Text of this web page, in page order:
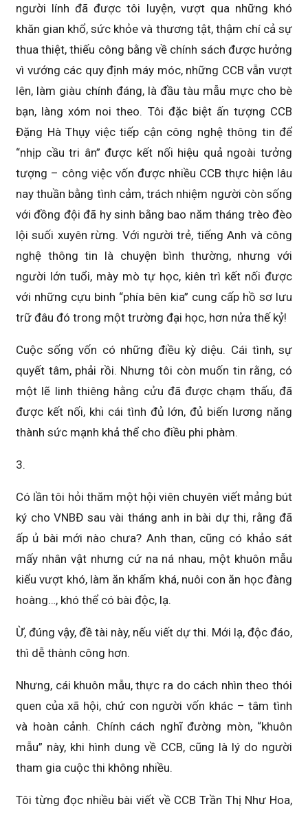
người lính đã được tôi luyện, vượt qua những khó
khăn gian khổ, sức khỏe và thương tật, thậm chí cả sự
thua thiệt, thiếu công bằng về chính sách được hưởng
vì vướng các quy định máy móc, những CCB vẫn vượt
lên, làm giàu chính đáng, là đầu tàu mẫu mực cho bè
bạn, làng xóm noi theo. Tôi đặc biệt ấn tượng CCB
Đặng Hà Thụy việc tiếp cận công nghệ thông tin để
“nhịp cầu tri ân” được kết nối hiệu quả ngoài tưởng
tượng – công việc vốn được nhiều CCB thực hiện lâu
nay thuần bằng tình cảm, trách nhiệm người còn sống
với đồng đội đã hy sinh bằng bao năm tháng trèo đèo
lội suối xuyên rừng. Với người trẻ, tiếng Anh và công
nghệ thông tin là chuyện bình thường, nhưng với
người lớn tuổi, mày mò tự học, kiên trì kết nối được
với những cựu binh “phía bên kia” cung cấp hồ sơ lưu
trữ đâu đó trong một trường đại học, hơn nửa thế kỷ!
Cuộc sống vốn có những điều kỳ diệu. Cái tình, sự
quyết tâm, phải rồi. Nhưng tôi còn muốn tin rằng, có
một lẽ linh thiêng hằng cửu đã được chạm thấu, đã
được kết nối, khi cái tình đủ lớn, đủ biến lương năng
thành sức mạnh khả thể cho điều phi phàm.
3.
Có lần tôi hỏi thăm một hội viên chuyên viết mảng bút
ký cho VNBĐ sau vài tháng anh in bài dự thi, rằng đã
ấp ủ bài mới nào chưa? Anh than, cũng có khảo sát
mấy nhân vật nhưng cứ na ná nhau, một khuôn mẫu
kiểu vượt khó, làm ăn khấm khá, nuôi con ăn học đàng
hoàng…, khó thể có bài độc, lạ.
Ừ, đúng vậy, đề tài này, nếu viết dự thi. Mới lạ, độc đáo,
thì dễ thành công hơn.
Nhưng, cái khuôn mẫu, thực ra do cách nhìn theo thói
quen của xã hội, chứ con người vốn khác – tâm tình
và hoàn cảnh. Chính cách nghĩ đường mòn, “khuôn
mẫu” này, khi hình dung về CCB, cũng là lý do người
tham gia cuộc thi không nhiều.
Tôi từng đọc nhiều bài viết về CCB Trần Thị Như Hoa,